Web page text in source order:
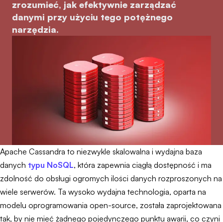
zrozumieć, jak efektywnie zarządzać
danymi przy użyciu tego potężnego
narzędzia.
Apache Cassandra to niezwykle skalowalna i wydajna baza
danych typu NoSQL, która zapewnia ciągłą dostępność i ma
zdolność do obsługi ogromych ilości danych rozproszonych na
wiele serwerów. Ta wysoko wydajna technologia, oparta na
modelu oprogramowania open-source, została zaprojektowana
tak, by nie mieć żadnego pojedynczego punktu awarii, co czyni